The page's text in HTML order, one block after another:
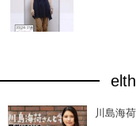
川島海